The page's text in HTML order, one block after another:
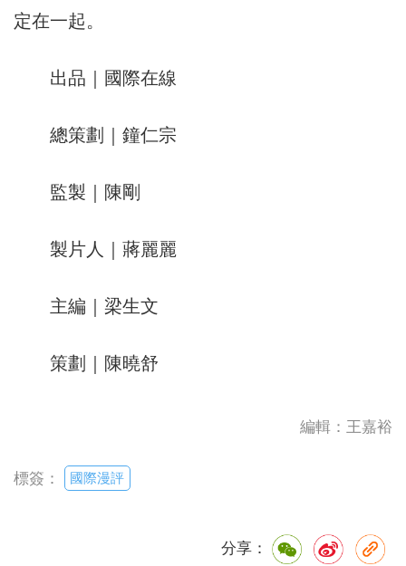
定在一起。
出品｜國際在線
總策劃｜鐘仁宗
監製｜陳剛
製片人｜蔣麗麗
主編｜梁生文
策劃｜陳曉舒
編輯：王嘉裕
標簽： 國際漫評
分享：